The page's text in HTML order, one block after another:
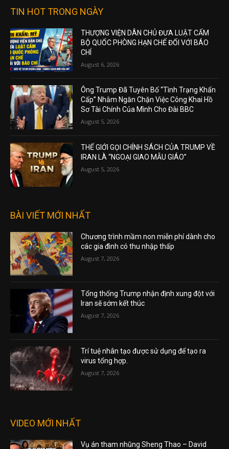
TIN HOT TRONG NGÀY
THƯỢNG VIỆN DÂN CHỦ ĐƯA LUẬT CẤM
BỘ QUỐC PHÒNG HẠN CHẾ ĐỐI VỚI BÁO
CHÍ
August 6, 2026
Ông Trump Đã Tuyên Bố “Tình Trạng Khẩn
Cấp” Nhằm Ngăn Chặn Việc Công Khai Hồ
Sơ Tài Chính Của Mình Cho Đài BBC
August 5, 2026
THẾ GIỚI GỌI CHÍNH SÁCH CỦA TRUMP VỀ
IRAN LÀ “NGOẠI GIAO MẪU GIÁO”
August 5, 2026
BÀI VIẾT MỚI NHẤT
Chương trình mầm non miễn phí dành cho
các gia đình có thu nhập thấp
August 7, 2026
Tổng thống Trump nhận định xung đột với
Iran sẽ sớm kết thúc
August 7, 2026
Trí tuệ nhân tạo được sử dụng để tạo ra
virus tổng hợp.
August 7, 2026
VIDEO MỚI NHẤT
Vụ án tham nhũng Sheng Thao – David